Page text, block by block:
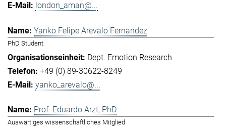
london_aman@...
Yanko Felipe Arevalo Fernandez
PhD Student
Dept. Emotion Research
+49 (0) 89-30622-8249
yanko_arevalo@...
Prof. Eduardo Arzt, PhD
Auswärtiges wissenschaftliches Mitglied